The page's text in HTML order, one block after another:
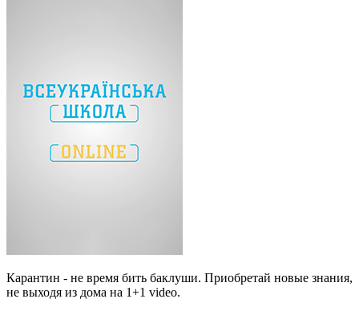
Карантин - не время бить баклуши. Приобретай новые знания,
не выходя из дома на 1+1 video.